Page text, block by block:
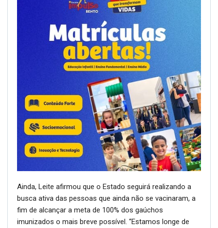
Ainda, Leite afirmou que o Estado seguirá realizando a
busca ativa das pessoas que ainda não se vacinaram, a
fim de alcançar a meta de 100% dos gaúchos
imunizados o mais breve possível. “Estamos longe de